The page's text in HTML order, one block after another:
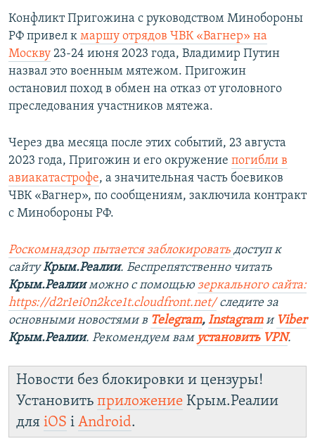
Конфликт Пригожина с руководством Минобороны
РФ привел к маршу отрядов ЧВК «Вагнер» на
Москву 23-24 июня 2023 года, Владимир Путин
назвал это военным мятежом. Пригожин
остановил поход в обмен на отказ от уголовного
преследования участников мятежа.
Через два месяца после этих событий, 23 августа
2023 года, Пригожин и его окружение погибли в
авиакатастрофе, а значительная часть боевиков
ЧВК «Вагнер», по сообщениям, заключила контракт
с Минобороны РФ.
Роскомнадзор пытается заблокировать доступ к
сайтуКрым.Реалии. Беспрепятственно читать
Крым.Реалииможно с помощью зеркального сайта:
https://d2r1ei0n2kce1t.cloudfront.net/следите за
основными новостями в Telegram, Instagramи Viber
Крым.Реалии. Рекомендуем вам установить VPN.
Новости без блокировки и цензуры!
Установить приложение Крым.Реалии
для iOS і Android.